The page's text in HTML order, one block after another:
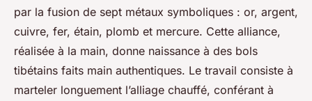
par la fusion de sept métaux symboliques : or, argent,
cuivre, fer, étain, plomb et mercure. Cette alliance,
réalisée à la main, donne naissance à des bols
tibétains faits main authentiques. Le travail consiste à
marteler longuement l’alliage chauffé, conférant à